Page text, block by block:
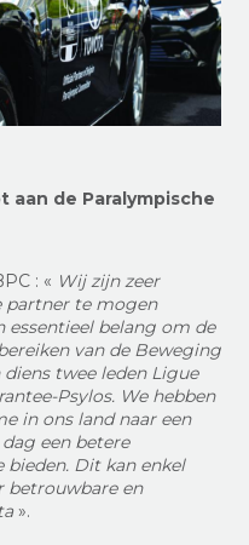
aan de Paralympische
: « Wij zijn zeer
partner te mogen
essentieel belang om de
van de Beweging
twee leden Ligue
Psylos. We hebben
in ons land naar een
een betere
Dit kan enkel
betrouwbare en
».